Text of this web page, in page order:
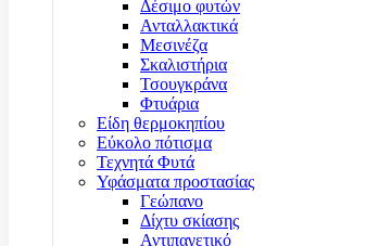
Δέσιμο φυτών
Ανταλλακτικά
Μεσινέζα
Σκαλιστήρια
Τσουγκράνα
Φτυάρια
Είδη θερμοκηπίου
Εύκολο πότισμα
Τεχνητά Φυτά
Υφάσματα προστασίας
Γεώπανο
Δίχτυ σκίασης
Αντιπαγετικό